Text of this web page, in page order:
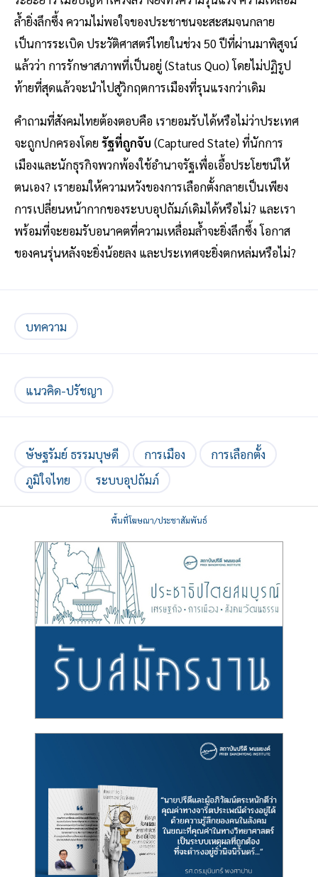
ล้ำยิ่งลึกซึ้ง ความไม่พอใจของประชาชนจะสะสมจนกลาย
เป็นการระเบิด ประวัติศาสตร์ไทยในช่วง 50 ปีที่ผ่านมาพิสูจน์
แล้วว่า การรักษาสภาพที่เป็นอยู่ (Status Quo) โดยไม่ปฏิรูป
ท้ายที่สุดแล้วจะนำไปสู่วิกฤตการเมืองที่รุนแรงกว่าเดิม
คำถามที่สังคมไทยต้องตอบคือ เรายอมรับได้หรือไม่ว่าประเทศ
จะถูกปกครองโดยรัฐที่ถูกจับ (Captured State) ที่นักการ
เมืองและนักธุรกิจพวกพ้องใช้อำนาจรัฐเพื่อเอื้อประโยชน์ให้
ตนเอง? เรายอมให้ความหวังของการเลือกตั้งกลายเป็นเพียง
การเปลี่ยนหน้ากากของระบบอุปถัมภ์เดิมได้หรือไม่? และเรา
พร้อมที่จะยอมรับอนาคตที่ความเหลื่อมล้ำจะยิ่งลึกซึ้ง โอกาส
ของคนรุ่นหลังจะยิ่งน้อยลง และประเทศจะยิ่งตกหล่มหรือไม่?
บทความ
แนวคิด-ปรัชญา
ษัษฐรัมย์ ธรรมบุษดี การเมือง
การเลือกตั้ง
ภูมิใจไทย
ระบบอุปถัมภ์
พื้นที่โฆษณา/ประชาสัมพันธ์